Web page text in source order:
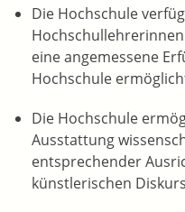
Die Hochschule
eine angemessene
Hochschule
Die Hochschule
Ausstattung
entsprechender
künstlerischen